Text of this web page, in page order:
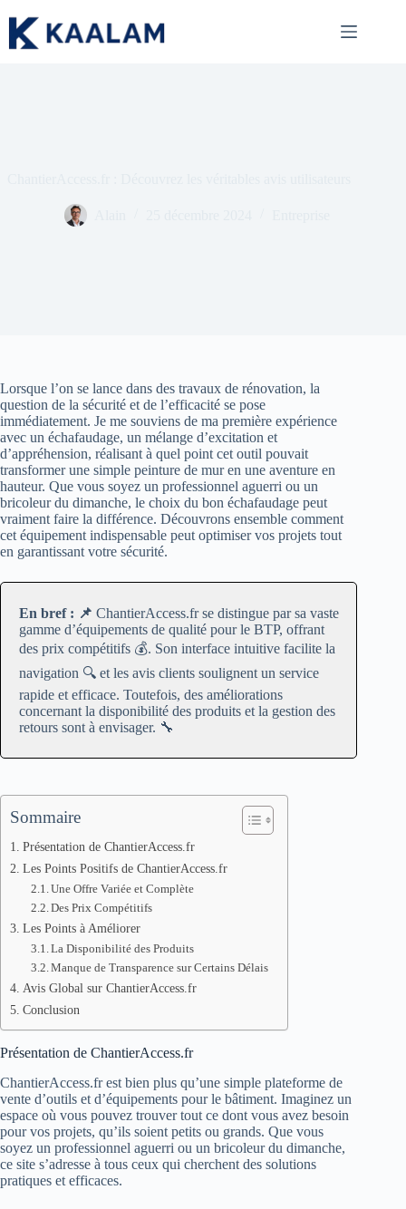
au
contenu
Lorsque l’on se lance dans des travaux de rénovation, la
question de la sécurité et de l’efficacité se pose
immédiatement. Je me souviens de ma première expérience
avec un échafaudage, un mélange d’excitation et
d’appréhension, réalisant à quel point cet outil pouvait
transformer une simple peinture de mur en une aventure en
hauteur. Que vous soyez un professionnel aguerri ou un
bricoleur du dimanche, le choix du bon échafaudage peut
vraiment faire la différence. Découvrons ensemble comment
cet équipement indispensable peut optimiser vos projets tout
en garantissant votre sécurité.
En bref : 📌 ChantierAccess.fr se distingue par sa vaste
gamme d’équipements de qualité pour le BTP, offrant
des prix compétitifs 💰. Son interface intuitive facilite la
navigation 🔍 et les avis clients soulignent un service
rapide et efficace. Toutefois, des améliorations
concernant la disponibilité des produits et la gestion des
retours sont à envisager. 🔧
Sommaire
Présentation de ChantierAccess.fr
Les Points Positifs de ChantierAccess.fr
Une Offre Variée et Complète
Des Prix Compétitifs
Les Points à Améliorer
La Disponibilité des Produits
Manque de Transparence sur Certains Délais
Avis Global sur ChantierAccess.fr
Conclusion
Présentation de ChantierAccess.fr
ChantierAccess.fr est bien plus qu’une simple plateforme de
vente d’outils et d’équipements pour le bâtiment. Imaginez un
espace où vous pouvez trouver tout ce dont vous avez besoin
pour vos projets, qu’ils soient petits ou grands. Que vous
soyez un professionnel aguerri ou un bricoleur du dimanche,
ce site s’adresse à tous ceux qui cherchent des solutions
pratiques et efficaces.